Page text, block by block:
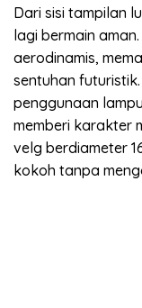
Dari sisi tampilan
lagi bermain
aerodinamis,
sentuhan
penggunaan
memberi karakter
velg berdiameter
kokoh tanpa